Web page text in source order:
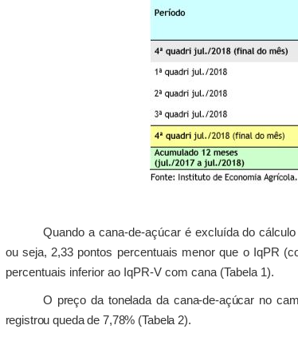
Quando a cana-de-açúcar é excluída do
ou seja, 2,33 pontos percentuais menor que o IqPR
percentuais inferior ao IqPR-V com cana (Tabela 1).
O preço da tonelada da cana-de-açúcar no
registrou queda de 7,78% (Tabela 2).